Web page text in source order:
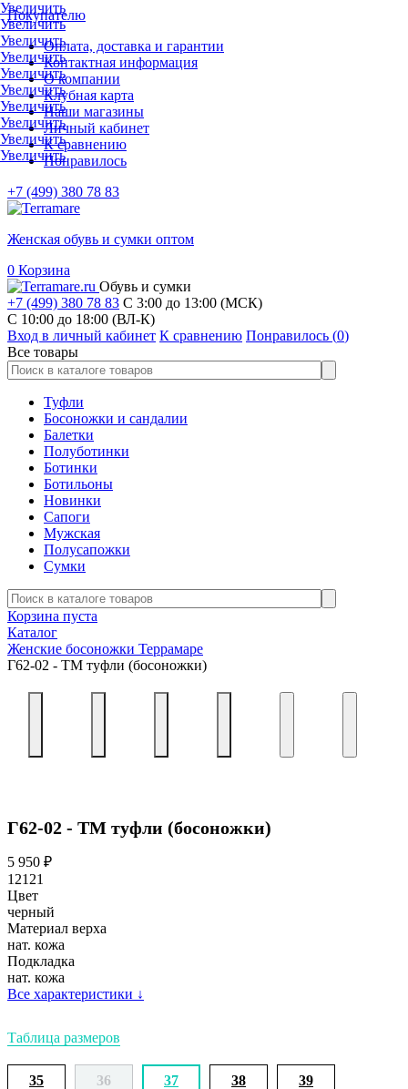
Покупателю
Оплата, доставка и гарантии
Контактная информация
О компании
Клубная карта
Наши магазины
Личный кабинет
К сравнению
Понравилось
+7 (499) 380 78 83
Женская обувь и сумки оптом
0 Корзина
Обувь и сумки
+7 (499) 380 78 83 С 3:00 до 13:00 (МСК)
C 10:00 до 18:00 (ВЛ-К)
Вход в личный кабинет К сравнению Понравилось (0)
Все товары
Туфли
Босоножки и сандалии
Балетки
Полуботинки
Ботинки
Ботильоны
Новинки
Сапоги
Мужская
Полусапожки
Сумки
Корзина пуста
Каталог
Женские босоножки Террамаре
Г62-02 - ТМ туфли (босоножки)
Увеличить
Увеличить
Увеличить
Увеличить
Увеличить
Увеличить
Увеличить
Увеличить
Увеличить
Увеличить
Г62-02 - ТМ туфли (босоножки)
5 950 ₽
12121
Цвет
черный
Материал верха
нат. кожа
Подкладка
нат. кожа
Все характеристики ↓
Таблица размеров
35 36 37 38 39